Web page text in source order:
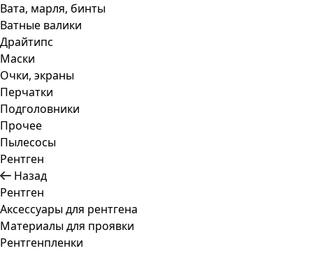
Вата, марля, бинты
Ватные валики
Драйтипс
Маски
Очки, экраны
Перчатки
Подголовники
Прочее
Пылесосы
Рентген
Назад
Рентген
Аксессуары для рентгена
Материалы для проявки
Рентгенпленки